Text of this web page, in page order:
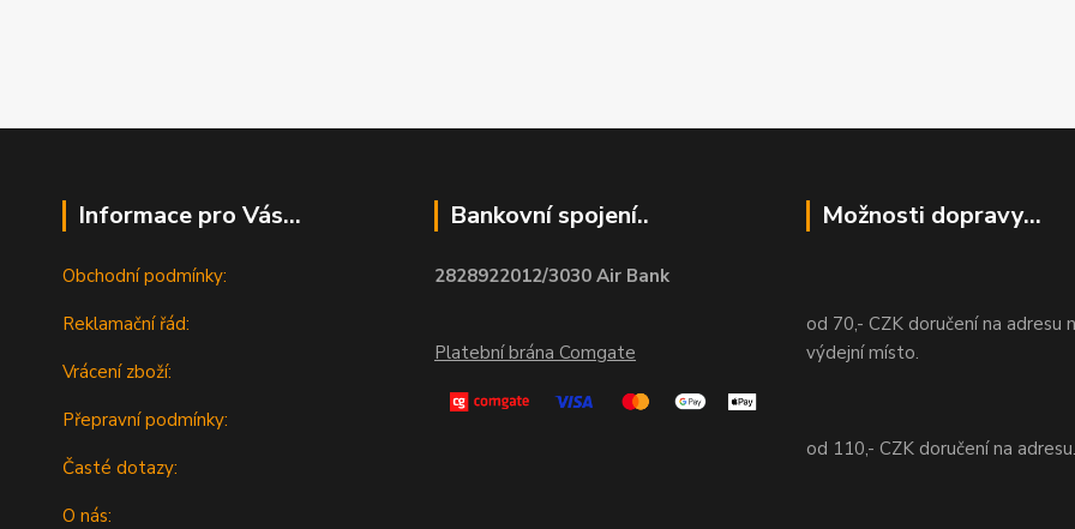
Informace pro Vás...
Obchodní podmínky:
Reklamační řád:
Vrácení zboží:
Přepravní podmínky:
Časté dotazy:
O nás:
Bankovní spojení..
2828922012/3030 Air Bank
Platební brána Comgate
Možnosti dopravy...
od 70,- CZK doručení na adresu
výdejní místo.
od 110,- CZK doručení na adresu.